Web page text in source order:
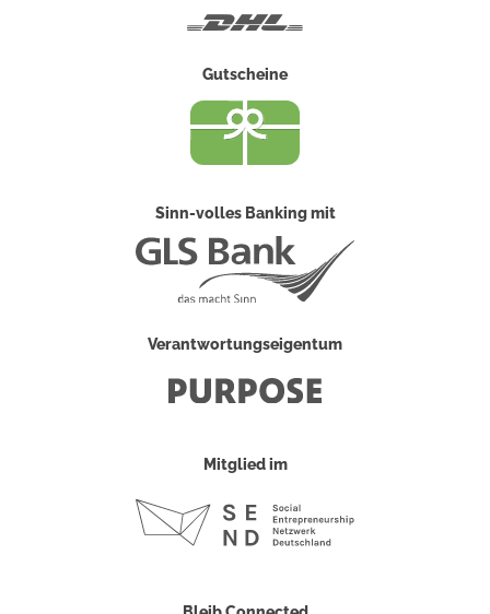
Gutscheine
Sinn-volles Banking mit
Verantwortungseigentum
Mitglied im